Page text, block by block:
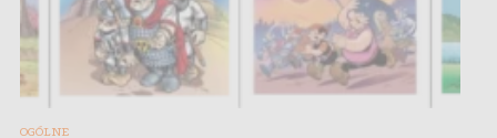
OGÓLNE